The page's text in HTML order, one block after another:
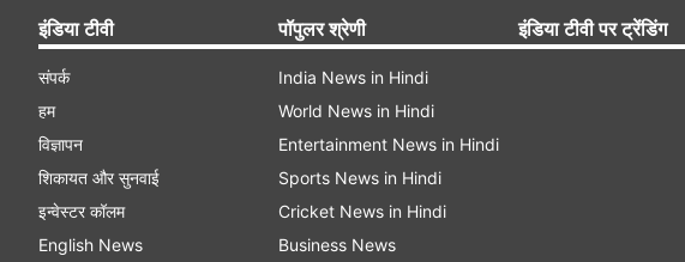
इंडिया टीवी
संपर्क
हम
विज्ञापन
शिकायत और सुनवाई
इन्वेस्टर कॉलम
English News
पॉपुलर श्रेणी
India News in Hindi
World News in Hindi
Entertainment News in Hindi
Sports News in Hindi
Cricket News in Hindi
Business News
इंडिया टीवी पर ट्रेंडिंग